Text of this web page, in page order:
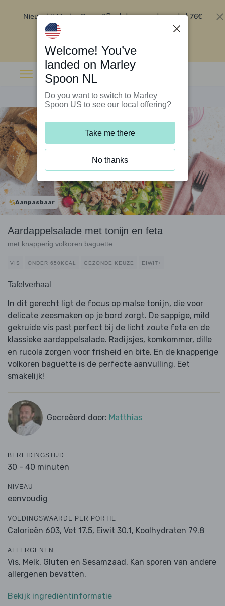
Nieuw bij Marley Spoon?Bestel nu en ontvang tot 76€
Aanpasbaar
Aardappelsalade met tonijn en feta
met knapperig volkoren baguette
VIS ONDER 650KCAL GEZONDE KEUZE EIWIT+
Tafelverhaal
In dit gerecht ligt de focus op malse tonijn, die voor
delicate zeesmaken op je bord zorgt. De sappige, mild
gekruide vis past perfect bij de licht zoute feta en de
klassieke aardappelsalade. Radijsjes, komkommer, dille
en rucola zorgen voor frisheid en bite. En de knapperige
volkoren baguette is de perfecte aanvulling. Eet
smakelijk!
Gecreëerd door: Matthias
BEREIDINGSTIJD
30 - 40 minuten
NIVEAU
eenvoudig
VOEDINGSWAARDE PER PORTIE
Calorieën 603, Vet 17.5, Eiwit 30.1, Koolhydraten 79.8
ALLERGENEN
Vis, Melk, Gluten en Sesamzaad. Kan sporen van andere
allergenen bevatten.
Bekijk ingrediëntinformatie
Welcome! You’ve
landed on Marley
Spoon NL
Do you want to switch to Marley
Spoon US to see our local offering?
Take me there
No thanks